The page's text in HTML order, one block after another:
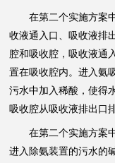
在第二个实施方案中
收液通入口、吸收液排
腔和吸收腔，吸收液通
置在吸收腔内。进入氨
污水中加入稀酸，使得
吸收腔从吸收液排出口
在第二个实施方案中
进入除氨装置的污水的